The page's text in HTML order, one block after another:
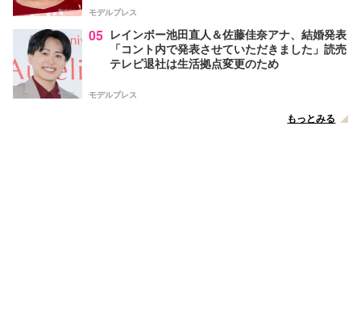
モデルプレス
05 レインボー池田直人＆佐藤佳奈アナ、結婚発表
「コント内で発表させていただきました」読売
テレビ退社は生活拠点変更のため
モデルプレス
もっとみる